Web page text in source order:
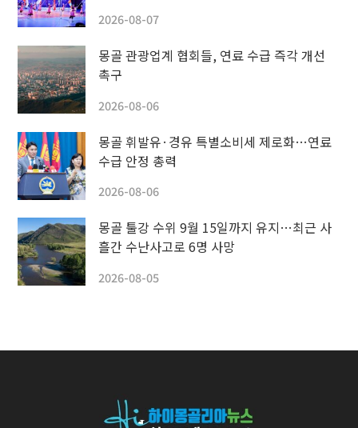
2026-08-07
몽골 관광업계 협회들, 연료 수급 즉각 개선
촉구
2026-08-06
몽골 휘발유·경유 특별소비세 제로화…연료
수급 안정 총력
2026-08-06
몽골 툴강 수위 9월 15일까지 유지…최근 사
흘간 수난사고로 6명 사망
2026-08-05